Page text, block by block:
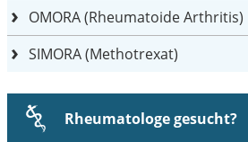
OMORA (Rheumatoide Arthritis)
SIMORA (Methotrexat)
Rheumatologe gesucht?